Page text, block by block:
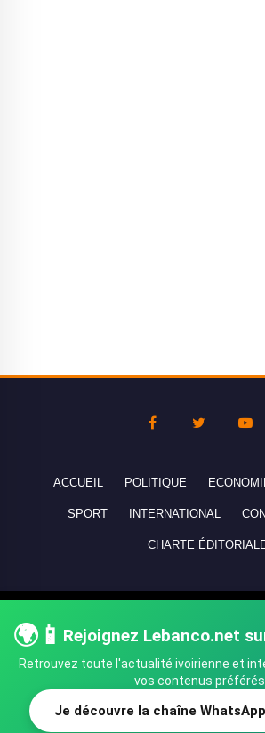
🌍📱 Rejoignez Lebanco.net
Retrouvez toute l'actualité ivoirienne et
vos contenus préférés
Je découvre la chaîne
ACCUEIL POLITIQUE
SPORT INTERNATIONAL
CHARTE
réservés - All rights